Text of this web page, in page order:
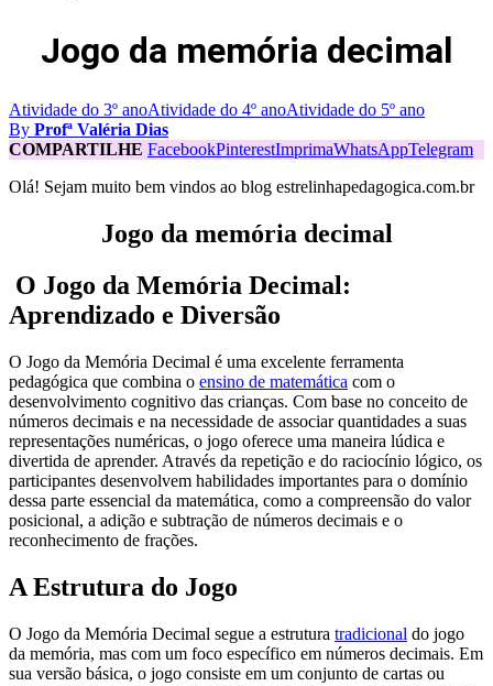
Jogo da memória decimal
Atividade do 3º anoAtividade do 4º anoAtividade do 5º ano
By Profª Valéria Dias
COMPARTILHE FacebookPinterestImprimaWhatsAppTelegram
Olá! Sejam muito bem vindos ao blog estrelinhapedagogica.com.br
Jogo da memória decimal
O Jogo da Memória Decimal:
Aprendizado e Diversão
O Jogo da Memória Decimal é uma excelente ferramenta
pedagógica que combina o ensino de matemática com o
desenvolvimento cognitivo das crianças. Com base no conceito de
números decimais e na necessidade de associar quantidades a suas
representações numéricas, o jogo oferece uma maneira lúdica e
divertida de aprender. Através da repetição e do raciocínio lógico, os
participantes desenvolvem habilidades importantes para o domínio
dessa parte essencial da matemática, como a compreensão do valor
posicional, a adição e subtração de números decimais e o
reconhecimento de frações.
A Estrutura do Jogo
O Jogo da Memória Decimal segue a estrutura tradicional do jogo
da memória, mas com um foco específico em números decimais. Em
sua versão básica, o jogo consiste em um conjunto de cartas ou